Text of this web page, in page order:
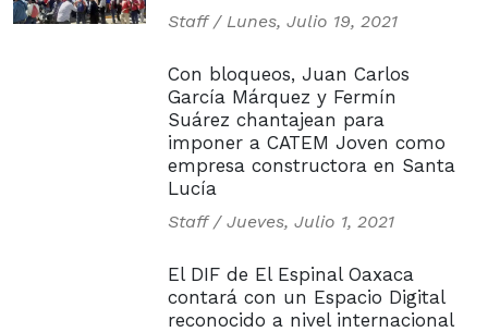
Staff / Lunes, Julio 19, 2021
Con bloqueos, Juan Carlos
García Márquez y Fermín
Suárez chantajean para
imponer a CATEM Joven como
empresa constructora en Santa
Lucía
Staff / Jueves, Julio 1, 2021
El DIF de El Espinal Oaxaca
contará con un Espacio Digital
reconocido a nivel internacional